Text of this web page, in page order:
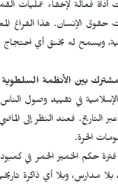
فعالة لإخفاء عمليات
حقوق الإنسان. هذا الفراغ
ويسمح له بخنق أي
بين الأنظمة السلطوية
الإسلامية في تقييد وصول
التاريخ. فعند النظر إلى
الحرة.
فترة حكم الخمير الحمر في
وبلا أي ذاكرة